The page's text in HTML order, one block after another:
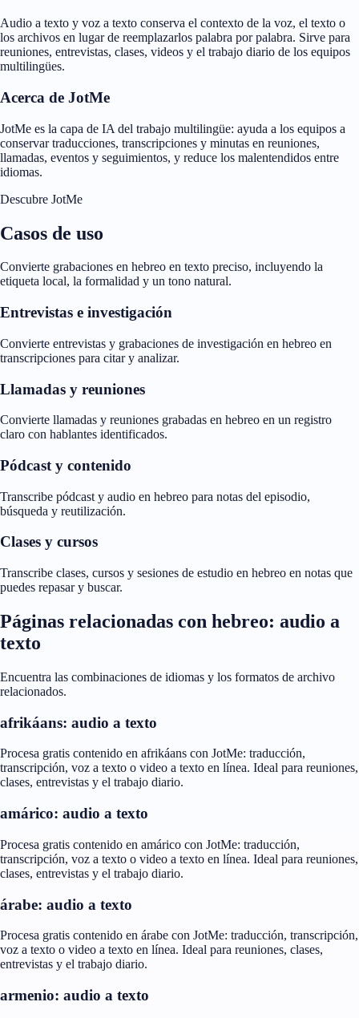
Audio a texto y voz a texto conserva el contexto de la voz, el texto o
los archivos en lugar de reemplazarlos palabra por palabra. Sirve para
reuniones, entrevistas, clases, videos y el trabajo diario de los equipos
multilingües.
Acerca de JotMe
JotMe es la capa de IA del trabajo multilingüe: ayuda a los equipos a
conservar traducciones, transcripciones y minutas en reuniones,
llamadas, eventos y seguimientos, y reduce los malentendidos entre
idiomas.
Descubre JotMe
Casos de uso
Convierte grabaciones en hebreo en texto preciso, incluyendo la
etiqueta local, la formalidad y un tono natural.
Entrevistas e investigación
Convierte entrevistas y grabaciones de investigación en hebreo en
transcripciones para citar y analizar.
Llamadas y reuniones
Convierte llamadas y reuniones grabadas en hebreo en un registro
claro con hablantes identificados.
Pódcast y contenido
Transcribe pódcast y audio en hebreo para notas del episodio,
búsqueda y reutilización.
Clases y cursos
Transcribe clases, cursos y sesiones de estudio en hebreo en notas que
puedes repasar y buscar.
Páginas relacionadas con hebreo: audio a
texto
Encuentra las combinaciones de idiomas y los formatos de archivo
relacionados.
afrikáans: audio a texto
Procesa gratis contenido en afrikáans con JotMe: traducción,
transcripción, voz a texto o video a texto en línea. Ideal para reuniones,
clases, entrevistas y el trabajo diario.
amárico: audio a texto
Procesa gratis contenido en amárico con JotMe: traducción,
transcripción, voz a texto o video a texto en línea. Ideal para reuniones,
clases, entrevistas y el trabajo diario.
árabe: audio a texto
Procesa gratis contenido en árabe con JotMe: traducción, transcripción,
voz a texto o video a texto en línea. Ideal para reuniones, clases,
entrevistas y el trabajo diario.
armenio: audio a texto